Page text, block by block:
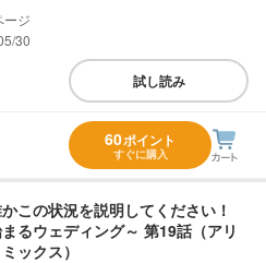
30
試し読み
60ポイント
すぐに購入
かこの状況を説明してください！
るウェディング～ 第19話（アリ
ックス）